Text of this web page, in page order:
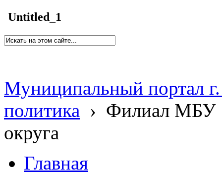
Untitled_1
Муниципальный портал
политика › Филиал МБУ
округа
Главная